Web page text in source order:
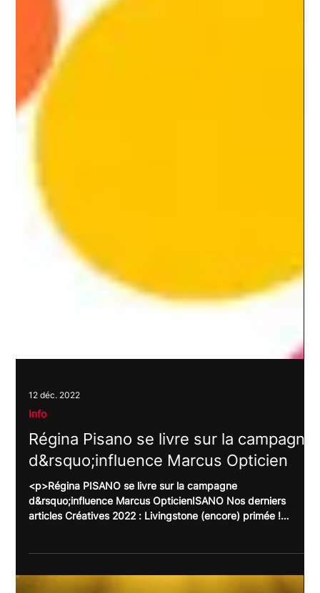
12 déc. 2022
Info
Régina Pisano se livre sur la campagne
d&rsquo;influence Marcus OpticienISANO Nos derniers